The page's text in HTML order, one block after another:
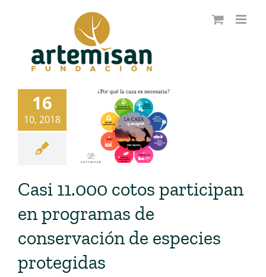
16
10, 2018
Casi 11.000 cotos participan
en programas de
conservación de especies
protegidas